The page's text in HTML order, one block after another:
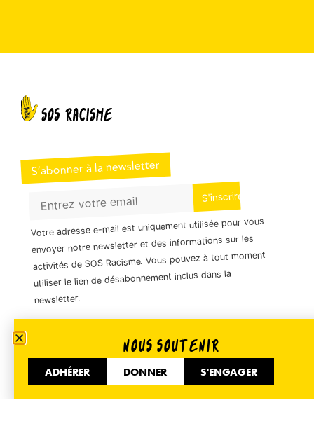
S’abonner à la newsletter
Votre adresse e-mail est uniquement utilisée pour vous
envoyer notre newsletter et des informations sur les
activités de SOS Racisme. Vous pouvez à tout moment
utiliser le lien de désabonnement inclus dans la
newsletter.
01 40 35 36 55
51 Avenue de Flandre 75019 Paris
NOUS SOUTENIR
ADHÉRER DONNER S'ENGAGER